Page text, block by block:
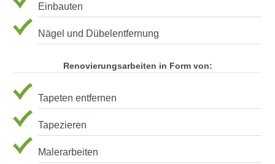
Einbauten
Nägel und Dübelentfernung
Renovierungsarbeiten in Form von:
Tapeten entfernen
Tapezieren
Malerarbeiten